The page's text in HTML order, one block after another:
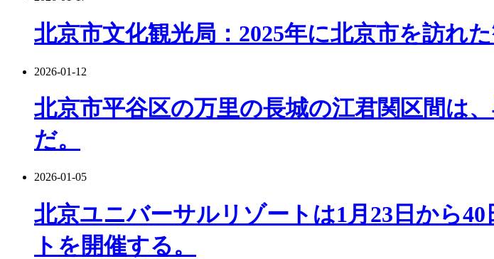
北京市文化観光局：2025年に北京市を訪れ
2026-01-12
北京市平谷区の万里の長城の江君関区間は
だ。
2026-01-05
北京ユニバーサルリゾートは1月23日から
トを開催する。